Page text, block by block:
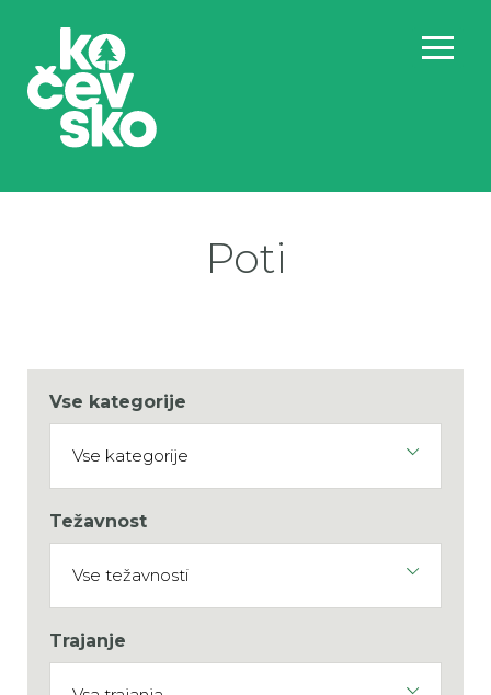
Poti
Vse kategorije
Težavnost
Trajanje